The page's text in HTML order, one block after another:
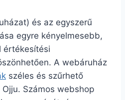
és az egyszerű
egyre kényelmesebb,
értékesítési
A webáruház
széles és szűrhető
Számos webshop